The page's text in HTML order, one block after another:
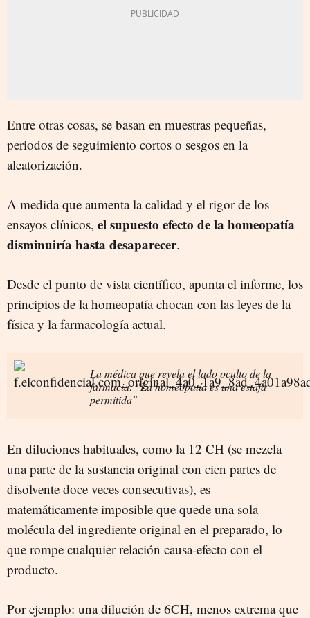
Entre otras cosas, se basan en muestras pequeñas,
periodos de seguimiento cortos o sesgos en la
aleatorización.
A medida que aumenta la calidad y el rigor de los
ensayos clínicos, el supuesto efecto de la homeopatía
disminuiría hasta desaparecer.
Desde el punto de vista científico, apunta el informe, los
principios de la homeopatía chocan con las leyes de la
física y la farmacología actual.
La médica que revela el lado oculto de la
farmacia: "La homeopatía es una estafa
permitida"
En diluciones habituales, como la 12 CH (se mezcla
una parte de la sustancia original con cien partes de
disolvente doce veces consecutivas), es
matemáticamente imposible que quede una sola
molécula del ingrediente original en el preparado, lo
que rompe cualquier relación causa-efecto con el
producto.
Por ejemplo: una dilución de 6CH, menos extrema que